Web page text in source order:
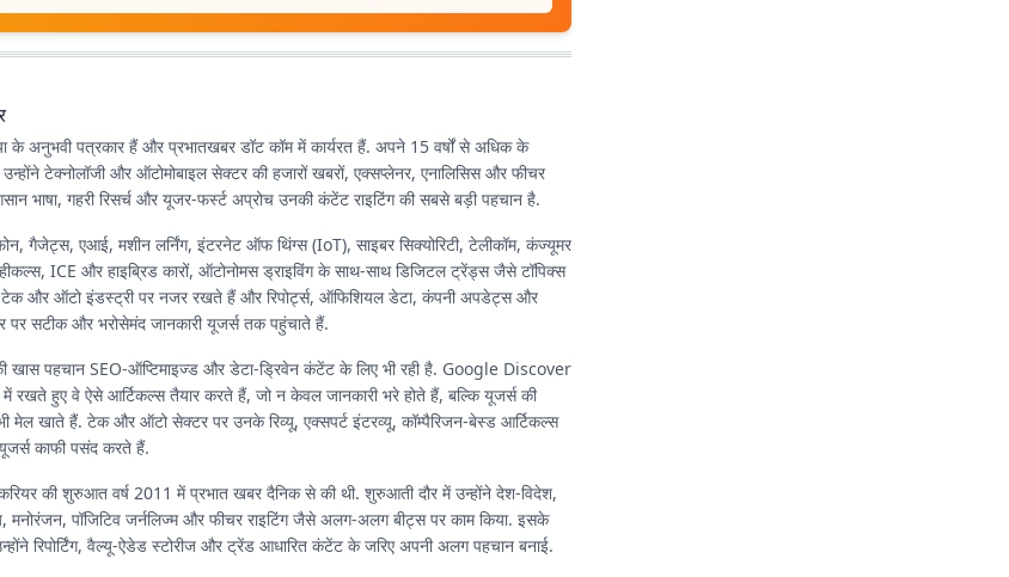
के अनुभवी पत्रकार हैं और प्रभातखबर डॉट कॉम में कार्यरत हैं. अपने 15 वर्षों से अधिक के
टेक्नोलॉजी और ऑटोमोबाइल सेक्टर की हजारों खबरों, एक्सप्लेनर, एनालिसिस और फीचर
भाषा, गहरी रिसर्च और यूजर-फर्स्ट अप्रोच उनकी कंटेंट राइटिंग की सबसे बड़ी पहचान है.
गैजेट्स, एआई, मशीन लर्निंग, इंटरनेट ऑफ थिंग्स (IoT), साइबर सिक्योरिटी, टेलीकॉम, कंज्यूमर
ICE और हाइब्रिड कारों, ऑटोनोमस ड्राइविंग के साथ-साथ डिजिटल ट्रेंड्स जैसे टॉपिक्स
टेक और ऑटो इंडस्ट्री पर नजर रखते हैं और रिपोर्ट्स, ऑफिशियल डेटा, कंपनी अपडेट्स और
पर सटीक और भरोसेमंद जानकारी यूजर्स तक पहुंचाते हैं.
की खास पहचान SEO-ऑप्टिमाइज्ड और डेटा-ड्रिवेन कंटेंट के लिए भी रही है. Google Discover
रखते हुए वे ऐसे आर्टिकल्स तैयार करते हैं, जो न केवल जानकारी भरे होते हैं, बल्कि यूजर्स की
खाते हैं. टेक और ऑटो सेक्टर पर उनके रिव्यू, एक्सपर्ट इंटरव्यू, कॉम्पैरिजन-बेस्ड आर्टिकल्स
काफी पसंद करते हैं.
की शुरुआत वर्ष 2011 में प्रभात खबर दैनिक से की थी. शुरुआती दौर में उन्होंने देश-विदेश,
मनोरंजन, पॉजिटिव जर्नलिज्म और फीचर राइटिंग जैसे अलग-अलग बीट्स पर काम किया. इसके
रिपोर्टिंग, वैल्यू-ऐडेड स्टोरीज और ट्रेंड आधारित कंटेंट के जरिए अपनी अलग पहचान बनाई.